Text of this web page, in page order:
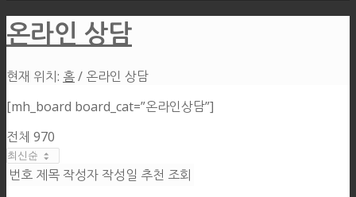
온라인 상담
현재 위치: 홈/ 온라인 상담
[mh_board board_cat=”온라인상담”]
전체 970
번호 제목 작성자 작성일 추천 조회